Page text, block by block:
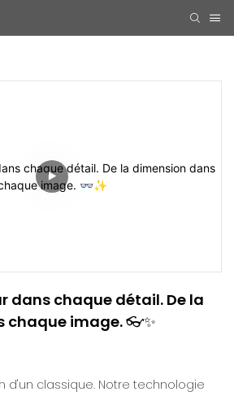
dans chaque détail. De la
image. 👓✨
d'un classique. Notre technologie